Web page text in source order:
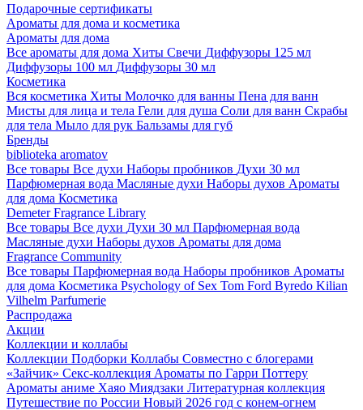
Подарочные сертификаты
Ароматы для дома и косметика
Ароматы для дома
Все ароматы для дома Хиты Свечи Диффузоры 125 мл
Диффузоры 100 мл Диффузоры 30 мл
Косметика
Вся косметика Хиты Молочко для ванны Пена для ванн
Мисты для лица и тела Гели для душа Соли для ванн Скрабы
для тела Мыло для рук Бальзамы для губ
Бренды
biblioteka aromatov
Все товары Все духи Наборы пробников Духи 30 мл
Парфюмерная вода Масляные духи Наборы духов Ароматы
для дома Косметика
Demeter Fragrance Library
Все товары Все духи Духи 30 мл Парфюмерная вода
Масляные духи Наборы духов Ароматы для дома
Fragrance Community
Все товары Парфюмерная вода Наборы пробников Ароматы
для дома Косметика Psychology of Sex Tom Ford Byredo Kilian
Vilhelm Parfumerie
Распродажа
Акции
Коллекции и коллабы
Коллекции Подборки Коллабы Совместно с блогерами
«Зайчик» Секс-коллекция Ароматы по Гарри Поттеру
Ароматы аниме Хаяо Миядзаки Литературная коллекция
Путешествие по России Новый 2026 год с конем-огнем